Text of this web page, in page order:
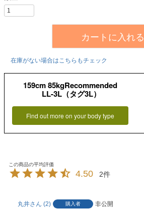
カートに入れる
在庫がない場合はこちらもチェック
159cm 85kgRecommended
LL-3L（タグ3L）
Find out more on your body type
4.50 2
丸井 2 購入者
非公開